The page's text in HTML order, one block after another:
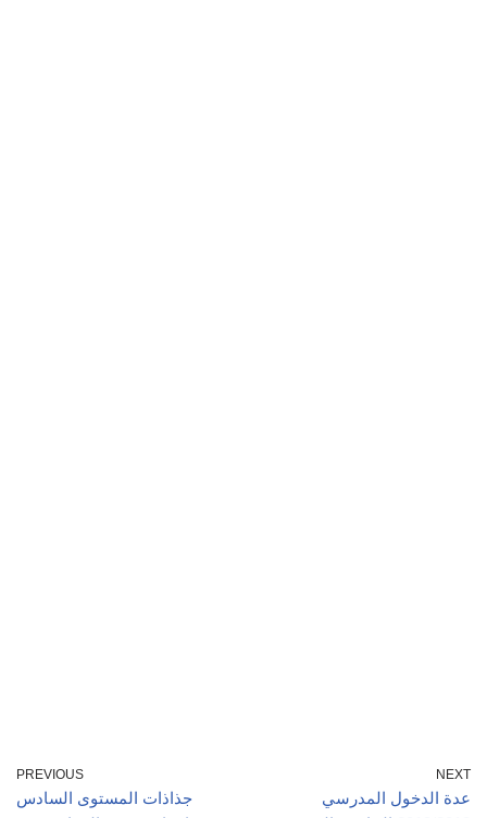
PREVIOUS
جذاذات المستوى السادس
NEXT
عدة الدخول المدرسي